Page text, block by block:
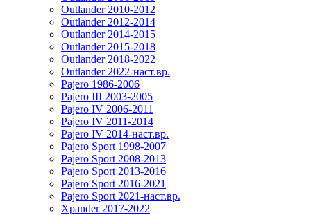
Outlander 2010-2012
Outlander 2012-2014
Outlander 2014-2015
Outlander 2015-2018
Outlander 2018-2022
Outlander 2022-наст.вр.
Pajero 1986-2006
Pajero III 2003-2005
Pajero IV 2006-2011
Pajero IV 2011-2014
Pajero IV 2014-наст.вр.
Pajero Sport 1998-2007
Pajero Sport 2008-2013
Pajero Sport 2013-2016
Pajero Sport 2016-2021
Pajero Sport 2021-наст.вр.
Xpander 2017-2022